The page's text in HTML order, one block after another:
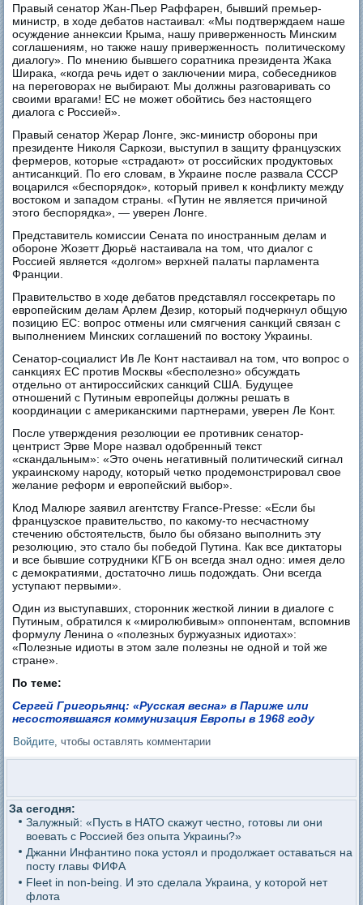
Правый сенатор Жан-Пьер Раффарен, бывший премьер-
министр, в ходе дебатов настаивал: «Мы подтверждаем наше
осуждение аннексии Крыма, нашу приверженность Минским
соглашениям, но также нашу приверженность политическому
диалогу». По мнению бывшего соратника президента Жака
Ширака, «когда речь идет о заключении мира, собеседников
на переговорах не выбирают. Мы должны разговаривать со
своими врагами! ЕС не может обойтись без настоящего
диалога с Россией».
Правый сенатор Жерар Лонге, экс-министр обороны при
президенте Николя Саркози, выступил в защиту французских
фермеров, которые «страдают» от российских продуктовых
антисанкций. По его словам, в Украине после развала СССР
воцарился «беспорядок», который привел к конфликту между
востоком и западом страны. «Путин не является причиной
этого беспорядка», — уверен Лонге.
Представитель комиссии Сената по иностранным делам и
обороне Жозетт Дюрьё настаивала на том, что диалог с
Россией является «долгом» верхней палаты парламента
Франции.
Правительство в ходе дебатов представлял госсекретарь по
европейским делам Арлем Дезир, который подчеркнул общую
позицию ЕС: вопрос отмены или смягчения санкций связан с
выполнением Минских соглашений по востоку Украины.
Сенатор-социалист Ив Ле Конт настаивал на том, что вопрос о
санкциях ЕС против Москвы «бесполезно» обсуждать
отдельно от антироссийских санкций США. Будущее
отношений с Путиным европейцы должны решать в
координации с американскими партнерами, уверен Ле Конт.
После утверждения резолюции ее противник сенатор-
центрист Эрве Море назвал одобренный текст
«скандальным»: «Это очень негативный политический сигнал
украинскому народу, который четко продемонстрировал свое
желание реформ и европейский выбор».
Клод Малюре заявил агентству France-Presse: «Если бы
французское правительство, по какому-то несчастному
стечению обстоятельств, было бы обязано выполнить эту
резолюцию, это стало бы победой Путина. Как все диктаторы
и все бывшие сотрудники КГБ он всегда знал одно: имея дело
с демократиями, достаточно лишь подождать. Они всегда
уступают первыми».
Один из выступавших, сторонник жесткой линии в диалоге с
Путиным, обратился к «миролюбивым» оппонентам, вспомнив
формулу Ленина о «полезных буржуазных идиотах»:
«Полезные идиоты в этом зале полезны не одной и той же
стране».
По теме:
Сергей Григорьянц: «Русская весна» в Париже или
несостоявшаяся коммунизация Европы в 1968 году
Войдите , чтобы оставлять комментарии
За сегодня:
Залужный: «Пусть в НАТО скажут честно, готовы ли они
воевать с Россией без опыта Украины?»
Джанни Инфантино пока устоял и продолжает оставаться на
посту главы ФИФА
Fleet in non-being. И это сделала Украина, у которой нет
флота